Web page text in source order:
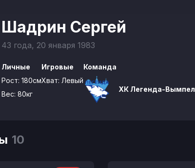
Шадрин Сергей
43 года, 20 января 1983
Личные
Рост: 180см
Вес: 80кг
Игровые
Хват: Левый
Команда
ХК Легенда-Вымпел
10